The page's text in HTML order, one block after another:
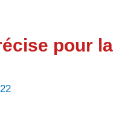
pour la